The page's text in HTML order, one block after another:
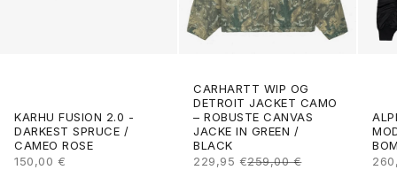
KARHU FUSION 2.0 -
DARKEST SPRUCE /
CAMEO ROSE
ANGEBOT
150,00 €
CARHARTT WIP OG
DETROIT JACKET CAMO
– ROBUSTE CANVAS
JACKE IN GREEN /
BLACK
ANGEBOT
229,95 €REGULÄRER PREIS
259,00 €